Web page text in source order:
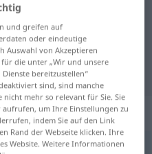
Übersetzung
Übersetzung
intransitivo
>
und greifen auf
oder eindeutige
Auswahl von Akzeptieren
die unter „Wir und unsere
bereitzustellen“
sind, sind manche
mehr so relevant für Sie. Sie
um Ihre Einstellungen zu
indem Sie auf den Link
Rand der Webseite klicken. Ihre
Website. Weitere Informationen